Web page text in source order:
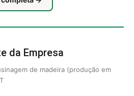
da Empresa
de madeira (produção em